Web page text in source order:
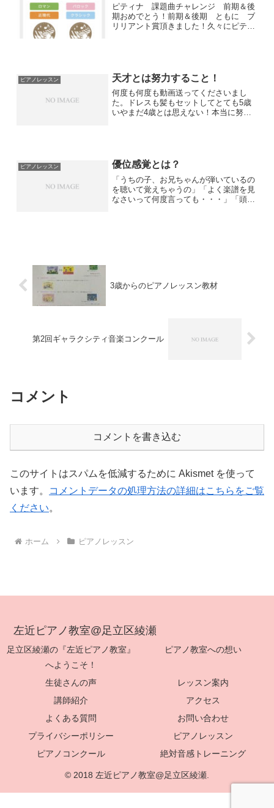
ピティナ 課題曲チャレンジ 前期＆後
期おめでとう！前期＆後期 ともに ブ
リリアント賞頂きました！久々にピティ
ピアノレッスン 天才とは努力すること！
何度も何度も動画送ってくださいまし
た。ドレスも髪もセットしてとても5歳
いやまだ4歳とは思えない！本当に努力
ピアノレッスン 優位感覚とは？
「うちの子、お兄ちゃんが弾いているの
を聴いて覚えちゃうの」「よく楽譜を見
なさいって何度言っても・・・」「頭が
3歳からのピアノレッスン教材
第2回ギャラクシティ音楽コンクール
コメント
コメントを書き込む
このサイトはスパムを低減するために Akismet を使って
います。
コメントデータの処理方法の詳細はこちらをご覧
ください。
ホーム ピアノレッスン
左近ピアノ教室@足立区綾瀬
足立区綾瀬の『左近ピアノ教室』
へようこそ！
ピアノ教室への想い
生徒さんの声
レッスン案内
講師紹介
アクセス
よくある質問
お問い合わせ
プライバシーポリシー
ピアノレッスン
ピアノコンクール
絶対音感トレーニング
© 2018 左近ピアノ教室@足立区綾瀬.